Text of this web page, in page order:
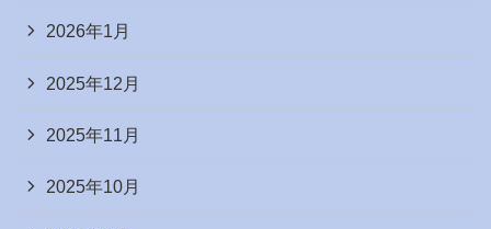
2026年1月
2025年12月
2025年11月
2025年10月